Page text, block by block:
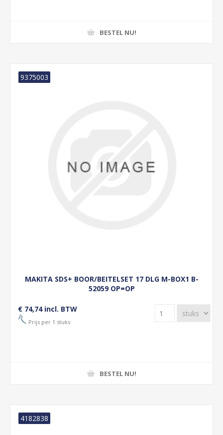
BESTEL NU!
MAKITA SDS+ BOOR/BEITELSET 17 DLG M-BOX1 B-
52059 OP=OP
9375003
€ 74,74 incl. BTW
Prijs per 1 stuks
BESTEL NU!
4182838